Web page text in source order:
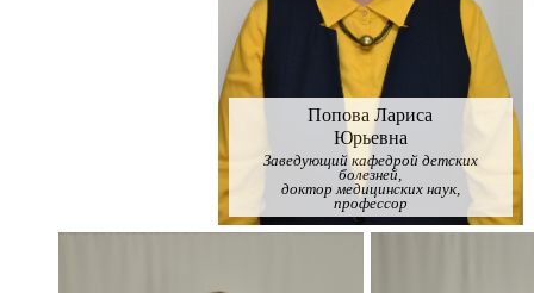
Попова Лариса
Юрьевна
Заведующий кафедрой детских
болезней,
доктор медицинских наук,
профессор